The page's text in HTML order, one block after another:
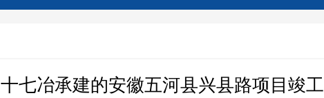
七冶承建的安徽五河县兴县路项目竣工